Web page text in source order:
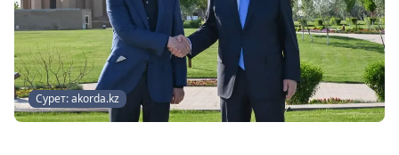
Сурет: akorda.kz